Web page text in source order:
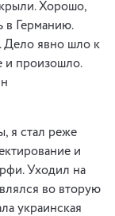
Хорошо,
в Германию.
Дело явно шло к
и произошло.
я стал реже
и
Уходил на
во вторую
украинская